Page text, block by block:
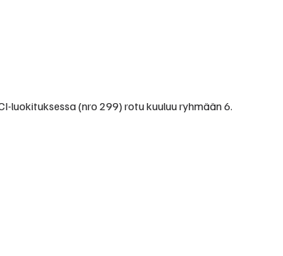
luokituksessa (nro 299) rotu kuuluu ryhmään 6.